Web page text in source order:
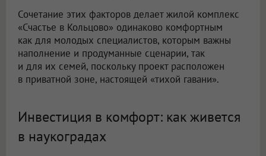
Сочетание этих факторов делает жилой комплекс
«Счастье в Кольцово» одинаково комфортным
как для молодых специалистов, которым важны
наполнение и продуманные сценарии, так
и для их семей, поскольку проект расположен
в приватной зоне, настоящей «тихой гавани».
Инвестиция в комфорт: как живется
в наукоградах